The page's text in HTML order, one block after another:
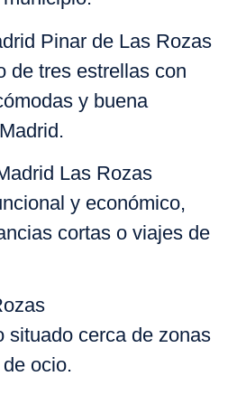
Pinar de Las Rozas
de tres estrellas con
y buena
Las Rozas
y económico,
cortas o viajes de
situado cerca de zonas
ocio.